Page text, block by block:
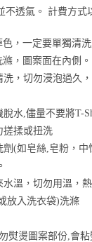
不透氣。 計費方式
，一定要單獨清
，圖案面在內側。
洗，切勿浸泡過久
脫水,儘量不要將T-
搓揉或扭洗
劑(如皂絲,皂粉，
溫，切勿用溫，熱
放入洗衣袋)洗滌
熨燙圖案部份,會